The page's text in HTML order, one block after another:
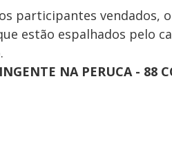
participantes vendados,
estão espalhados pelo
NA PERUCA - 88